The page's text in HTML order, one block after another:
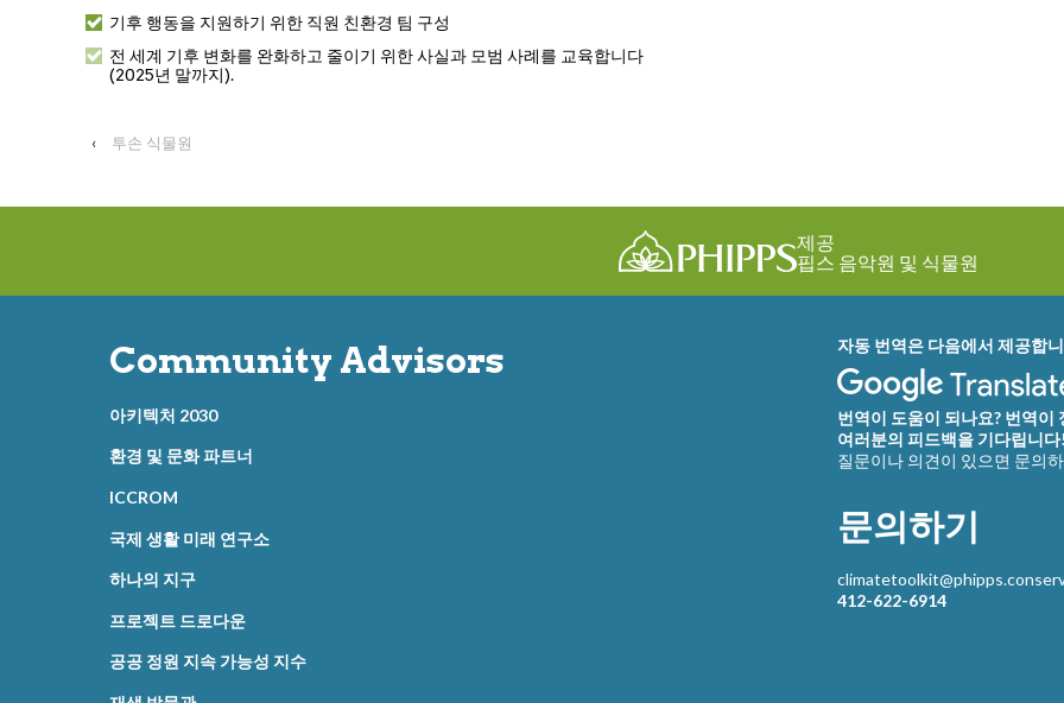
기후 행동을 지원하기 위한 직원 친환경 팀 구성
전 세계 기후 변화를 완화하고 줄이기 위한 사실과 모범 사례를 교육합니다
(2025년 말까지).
‹ 투손 식물원
제공
핍스 음악원 및 식물원
Community Advisors
아키텍처 2030
환경 및 문화 파트너
ICCROM
국제 생활 미래 연구소
하나의 지구
프로젝트 드로다운
공공 정원 지속 가능성 지수
자동 번역은 다음에서 제공합
번역이 도움이 되나요? 번역이
여러분의 피드백을 기다립니다!
질문이나 의견이 있으면 문의
문의하기
412-622-6914